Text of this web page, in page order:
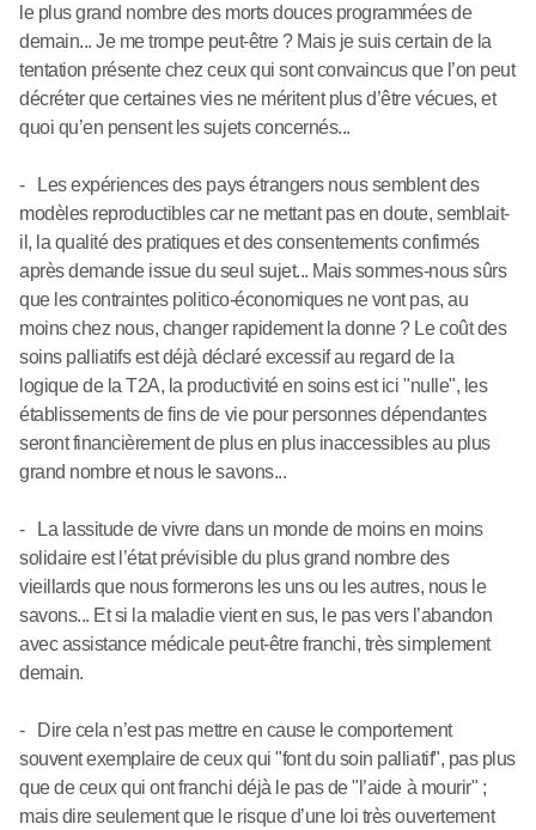
le plus grand nombre des morts douces programmées de
demain... Je me trompe peut-être ? Mais je suis certain de la
tentation présente chez ceux qui sont convaincus que l’on peut
décréter que certaines vies ne méritent plus d’être vécues, et
quoi qu’en pensent les sujets concernés...
- Les expériences des pays étrangers nous semblent des
modèles reproductibles car ne mettant pas en doute, semblait-
il, la qualité des pratiques et des consentements confirmés
après demande issue du seul sujet... Mais sommes-nous sûrs
que les contraintes politico-économiques ne vont pas, au
moins chez nous, changer rapidement la donne ? Le coût des
soins palliatifs est déjà déclaré excessif au regard de la
logique de la T2A, la productivité en soins est ici "nulle", les
établissements de fins de vie pour personnes dépendantes
seront financièrement de plus en plus inaccessibles au plus
grand nombre et nous le savons...
- La lassitude de vivre dans un monde de moins en moins
solidaire est l’état prévisible du plus grand nombre des
vieillards que nous formerons les uns ou les autres, nous le
savons... Et si la maladie vient en sus, le pas vers l’abandon
avec assistance médicale peut-être franchi, très simplement
demain.
- Dire cela n’est pas mettre en cause le comportement
souvent exemplaire de ceux qui "font du soin palliatif", pas plus
que de ceux qui ont franchi déjà le pas de "l’aide à mourir" ;
mais dire seulement que le risque d’une loi très ouvertement